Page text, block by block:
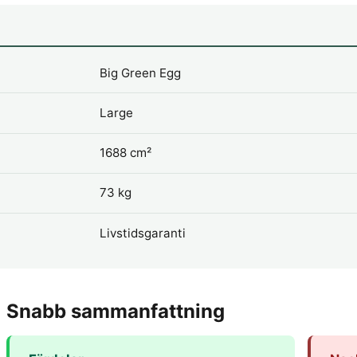
Big Green Egg
Large
1688 cm²
73 kg
Livstidsgaranti
Snabb sammanfattning